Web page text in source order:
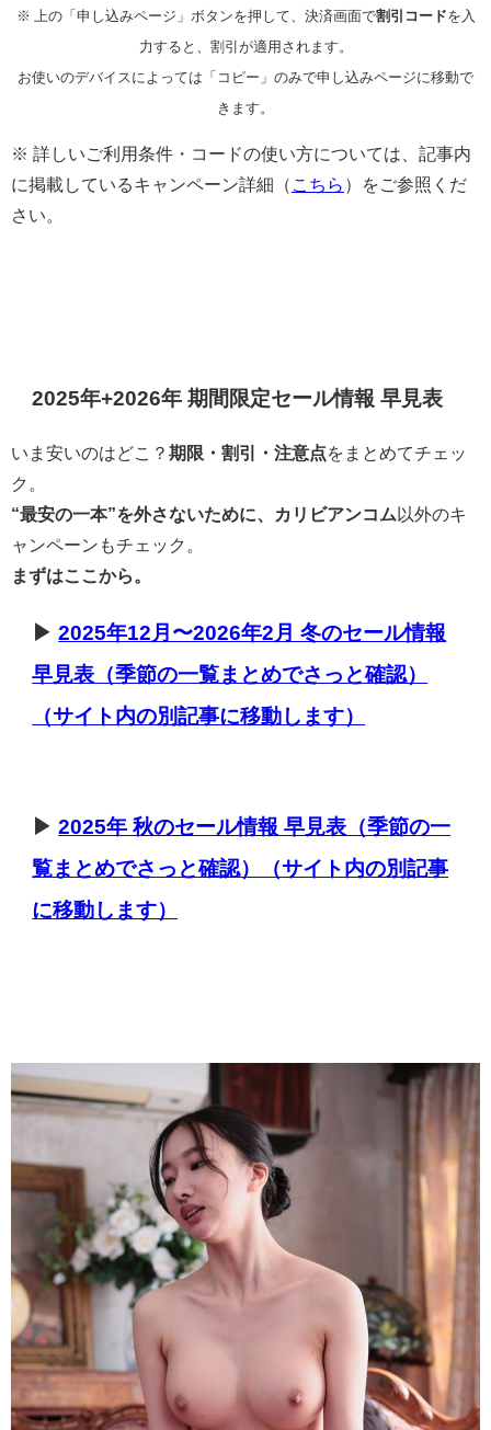
※ 上の「申し込みページ」ボタンを押して、決済画面で割引コードを入
力すると、割引が適用されます。
お使いのデバイスによっては「コピー」のみで申し込みページに移動で
きます。
※ 詳しいご利用条件・コードの使い方については、記事内
に掲載しているキャンペーン詳細（ こちら ）をご参照くだ
さい。
2025年+2026年 期間限定セール情報 早見表
いま安いのはどこ？ 期限・割引・注意点をまとめてチェッ
ク。
“最安の一本”を外さないために、
カリビアンコム 以外のキ
ャンペーンもチェック。
まずはここから。
▶2025年12月〜2026年2月 冬のセール情報
早見表（季節の一覧まとめでさっと確認）
（サイト内の別記事に移動します）
▶2025年 秋のセール情報 早見表（季節の一
覧まとめでさっと確認）（サイト内の別記事
に移動します）